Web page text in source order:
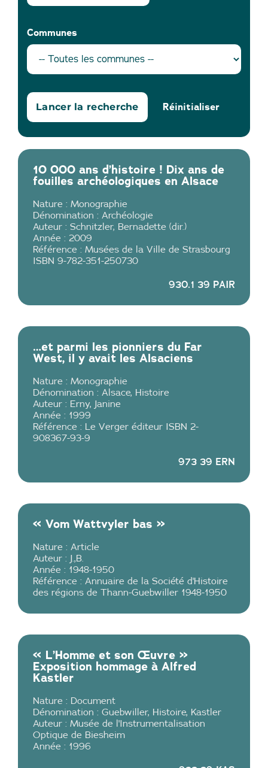
Communes
Réinitialiser
10 000 ans d’histoire ! Dix ans de
fouilles archéologiques en Alsace
Nature : Monographie
Dénomination : Archéologie
Auteur : Schnitzler, Bernadette (dir.)
Année : 2009
Référence : Musées de la Ville de Strasbourg
ISBN 9-782-351-250730
930.1 39 PAIR
…et parmi les pionniers du Far
West, il y avait les Alsaciens
Nature : Monographie
Dénomination : Alsace, Histoire
Auteur : Erny, Janine
Année : 1999
Référence :
Le Verger éditeur ISBN 2-
908367-93-9
973 39 ERN
« Vom Wattvyler bas »
Nature : Article
Auteur :
J.,B.
Année : 1948-1950
Référence : Annuaire de la Société d'Histoire
des régions de Thann-Guebwiller 1948-1950
« L’Homme et son Œuvre »
Exposition hommage à Alfred
Kastler
Nature : Document
Dénomination : Guebwiller, Histoire, Kastler
Auteur : Musée de l'Instrumentalisation
Optique de Biesheim
Année : 1996